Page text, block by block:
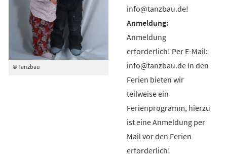
© Tanzbau
info@tanzbau.de!
Anmeldung
erforderlich! Per E-Mail:
info@tanzbau.de In den
Ferien bieten wir
teilweise ein
Ferienprogramm, hierzu
ist eine Anmeldung per
Mail vor den Ferien
erforderlich!